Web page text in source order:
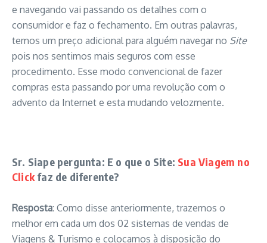
e navegando vai passando os detalhes com o
consumidor e faz o fechamento. Em outras palavras,
temos um preço adicional para alguém navegar no Site
pois nos sentimos mais seguros com esse
procedimento. Esse modo convencional de fazer
compras esta passando por uma revolução com o
advento da Internet e esta mudando velozmente.
Sr. Siape pergunta: E o que o Site: Sua Viagem no
Click faz de diferente?
Resposta: Como disse anteriormente, trazemos o
melhor em cada um dos 02 sistemas de vendas de
Viagens & Turismo e colocamos à disposição do